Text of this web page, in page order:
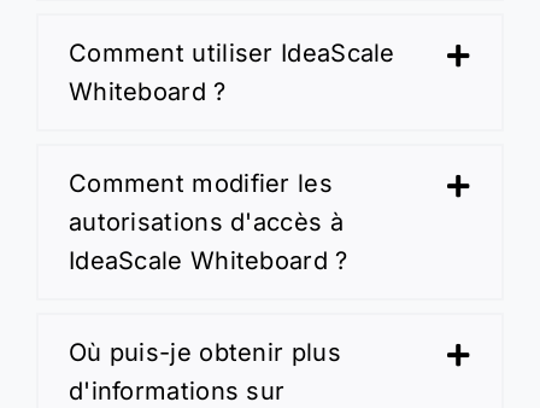
Comment utiliser IdeaScale
Whiteboard ?
Comment modifier les
autorisations d'accès à
IdeaScale Whiteboard ?
Où puis-je obtenir plus
d'informations sur